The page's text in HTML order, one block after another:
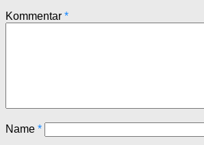
Kommentar *
Name *